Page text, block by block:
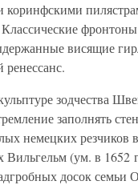
коринфскими
висящие
зодчества
заполнять
немецких
(ум. в 1652
досок